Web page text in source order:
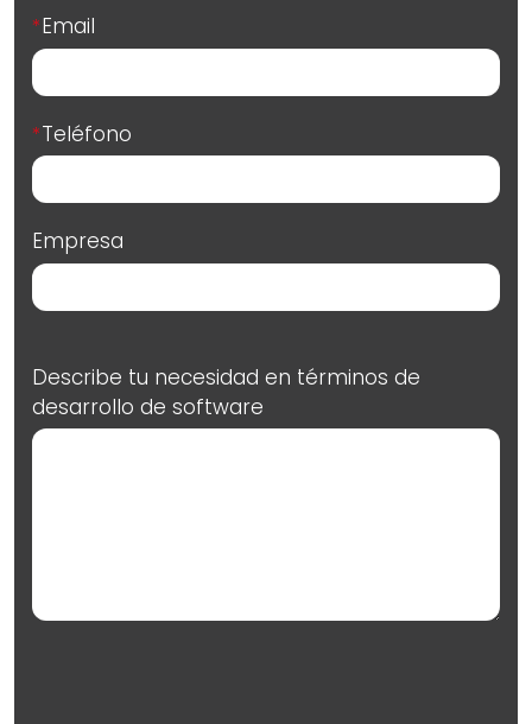
*Email
*Teléfono
Empresa
Describe tu necesidad en términos de
desarrollo de software